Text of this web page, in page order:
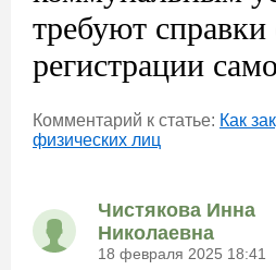
требуют справки
регистрации
Комментарий к статье: Как
физических лиц
Чистякова Инна
Николаевна
18 февраля 2025 18:41